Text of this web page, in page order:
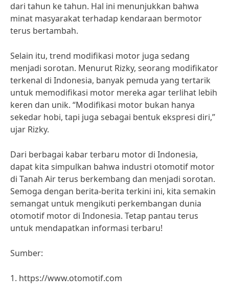
dari tahun ke tahun. Hal ini menunjukkan bahwa
minat masyarakat terhadap kendaraan bermotor
terus bertambah.
Selain itu, trend modifikasi motor juga sedang
menjadi sorotan. Menurut Rizky, seorang modifikator
terkenal di Indonesia, banyak pemuda yang tertarik
untuk memodifikasi motor mereka agar terlihat lebih
keren dan unik. “Modifikasi motor bukan hanya
sekedar hobi, tapi juga sebagai bentuk ekspresi diri,”
ujar Rizky.
Dari berbagai kabar terbaru motor di Indonesia,
dapat kita simpulkan bahwa industri otomotif motor
di Tanah Air terus berkembang dan menjadi sorotan.
Semoga dengan berita-berita terkini ini, kita semakin
semangat untuk mengikuti perkembangan dunia
otomotif motor di Indonesia. Tetap pantau terus
untuk mendapatkan informasi terbaru!
Sumber:
1. https://www.otomotif.com